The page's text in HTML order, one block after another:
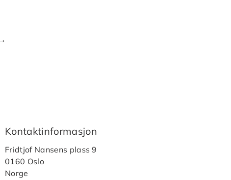
Kontaktinformasjon
Fridtjof Nansens plass 9
0160 Oslo
Norge